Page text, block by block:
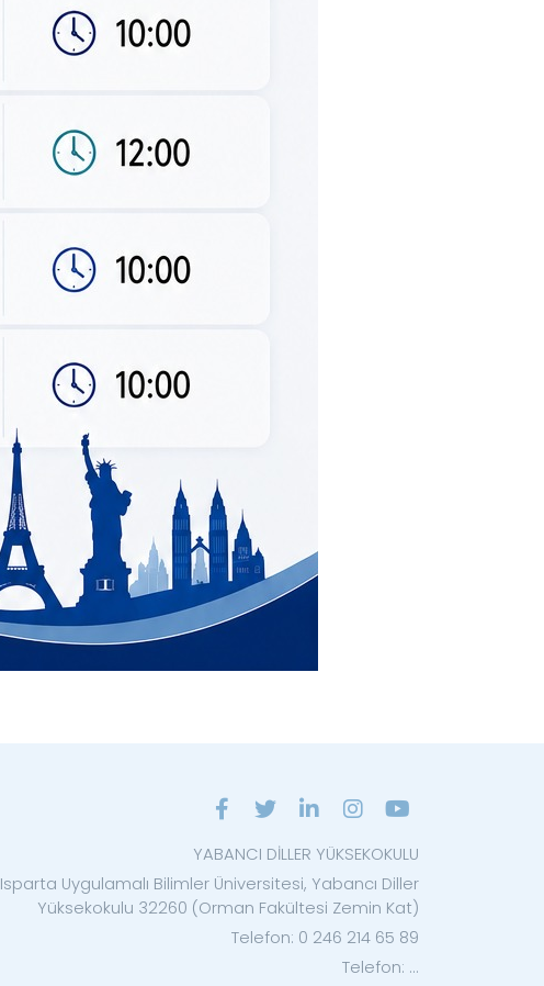
YABANCI DİLLER YÜKSEKOKULU
Isparta Uygulamalı Bilimler Üniversitesi, Yabancı Diller
Yüksekokulu 32260 (Orman Fakültesi Zemin Kat)
Telefon: 0 246 214 65 89
Telefon: ...